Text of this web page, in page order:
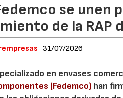
se unen
de la RAP
31/07/2026
en envases
(Fedemco) han